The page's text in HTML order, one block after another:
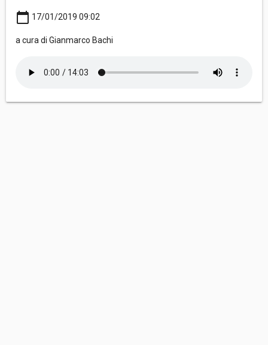
calendar_today 17/01/2019 09:02
a cura di Gianmarco Bachi